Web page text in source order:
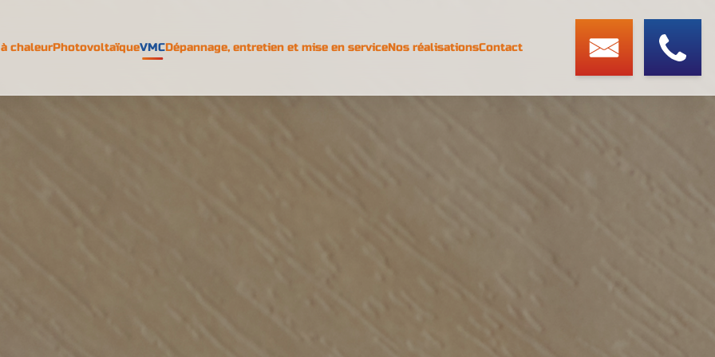
chaleurPhotovoltaïqueVMCDépannage, entretien et mise en serviceNos réalisationsContact